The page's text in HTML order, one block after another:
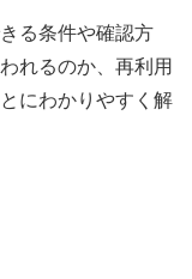
る条件や確認方
れるのか、再利用
にわかりやすく解